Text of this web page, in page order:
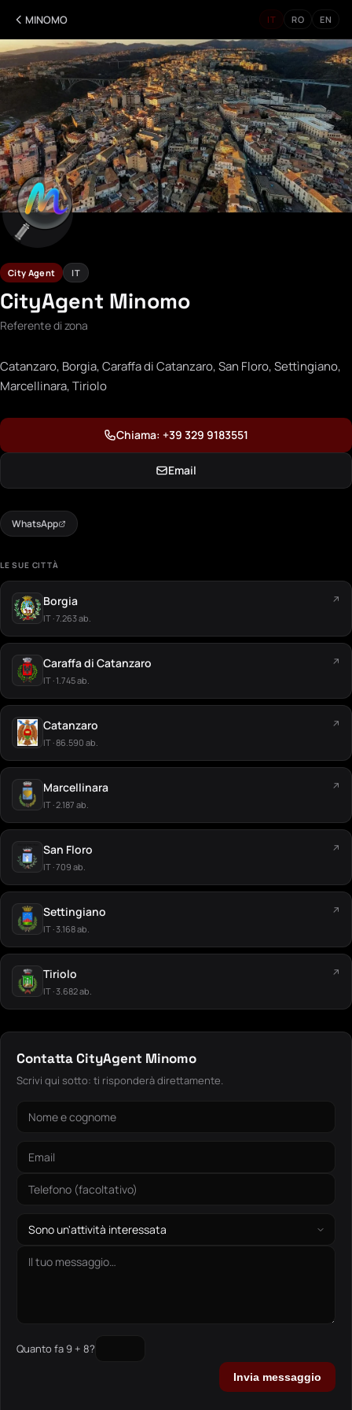
MINOMO IT RO EN
City Agent IT
CityAgent Minomo
Referente di zona
Catanzaro, Borgia, Caraffa di Catanzaro, San Floro, Settìngiano,
Marcellinara, Tiriolo
Chiama: +39 329 9183551
Email
WhatsApp
LE SUE CITTÀ
Borgia
IT · 7.263 ab.
↗
Caraffa di Catanzaro
IT · 1.745 ab.
↗
Catanzaro
IT · 86.590 ab.
↗
Marcellinara
IT · 2.187 ab.
↗
San Floro
IT · 709 ab.
↗
Settingiano
IT · 3.168 ab.
↗
Tiriolo
IT · 3.682 ab.
↗
Contatta CityAgent Minomo
Scrivi qui sotto: ti risponderà direttamente.
Quanto fa 9 + 8?
Invia messaggio